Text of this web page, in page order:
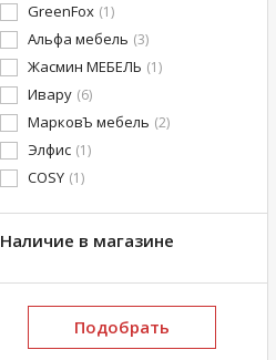
GreenFox (1)
Альфа мебель (3)
Жасмин МЕБЕЛЬ (1)
Ивару (6)
МарковЪ мебель (2)
Элфис (1)
COSY (1)
Наличие в магазине
Подобрать